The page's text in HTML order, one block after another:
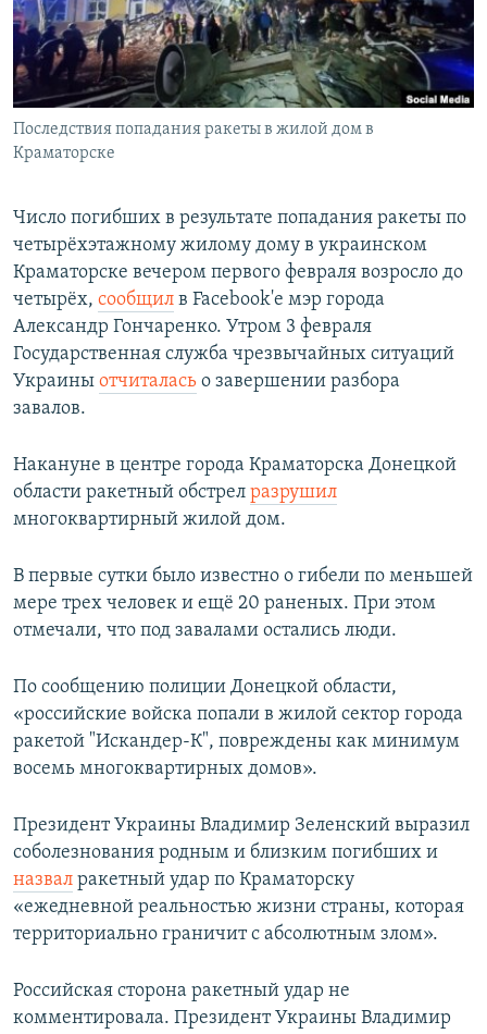
Последствия попадания ракеты в жилой дом в
Краматорске
Число погибших в результате попадания ракеты по
четырёхэтажному жилому дому в украинском
Краматорске вечером первого февраля возросло до
четырёх, сообщил в Facebook'е мэр города
Александр Гончаренко. Утром 3 февраля
Государственная служба чрезвычайных ситуаций
Украины отчиталась о завершении разбора
завалов.
Накануне в центре города Краматорска Донецкой
области ракетный обстрел разрушил
многоквартирный жилой дом.
В первые сутки было известно о гибели по меньшей
мере трех человек и ещё 20 раненых. При этом
отмечали, что под завалами остались люди.
По сообщению полиции Донецкой области,
«российские войска попали в жилой сектор города
ракетой "Искандер-К", повреждены как минимум
восемь многоквартирных домов».
Президент Украины Владимир Зеленский выразил
соболезнования родным и близким погибших и
назвал ракетный удар по Краматорску
«ежедневной реальностью жизни страны, которая
территориально граничит с абсолютным злом».
Российская сторона ракетный удар не
комментировала. Президент Украины Владимир